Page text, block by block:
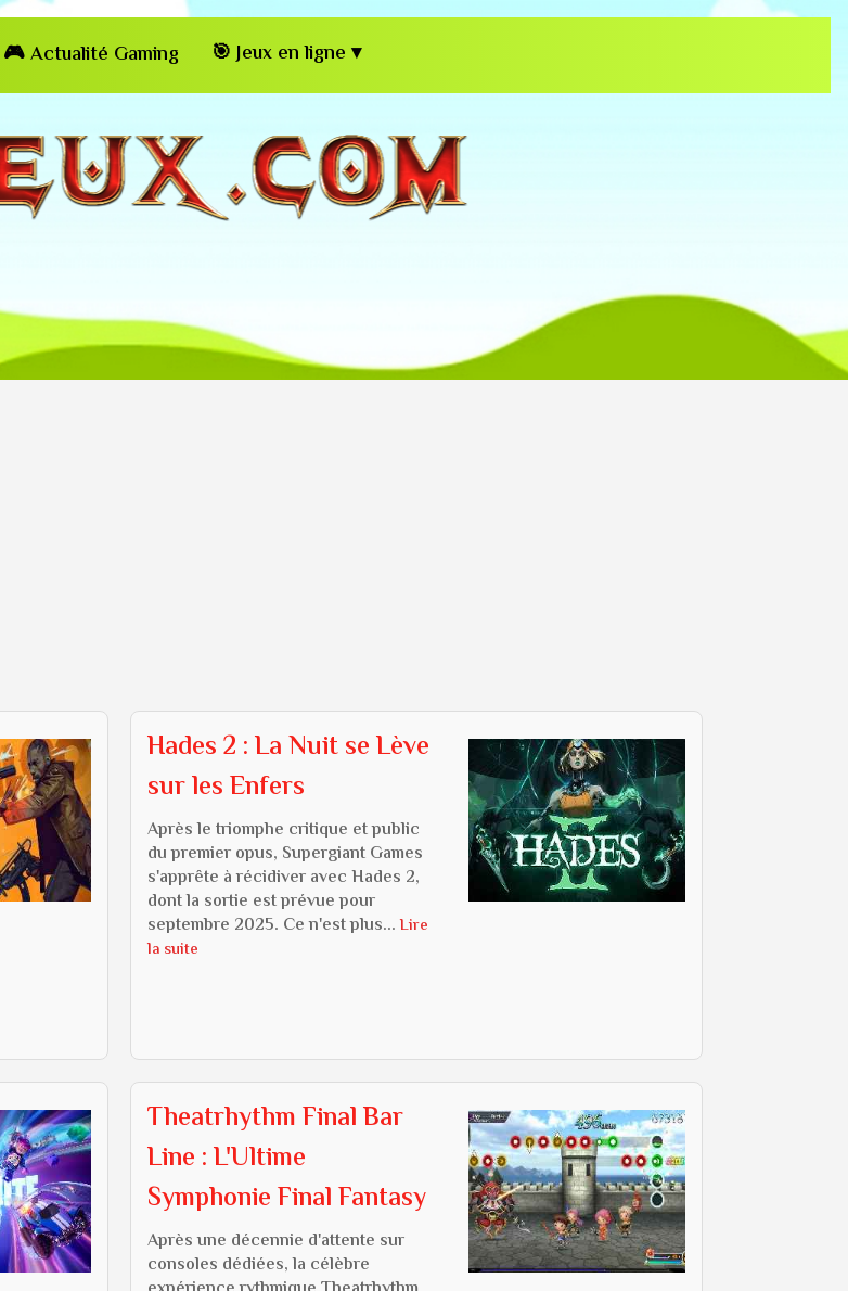
🎮 Actualité Gaming 🎯 Jeux en ligne ▾
Hades 2 : La Nuit se Lève
sur les Enfers
Après le triomphe critique et public
du premier opus, Supergiant Games
s'apprête à récidiver avec Hades 2,
dont la sortie est prévue pour
septembre 2025. Ce n'est plus...Lire
la suite
Theatrhythm Final Bar
Line : L'Ultime
Symphonie Final Fantasy
Après une décennie d'attente sur
consoles dédiées, la célèbre